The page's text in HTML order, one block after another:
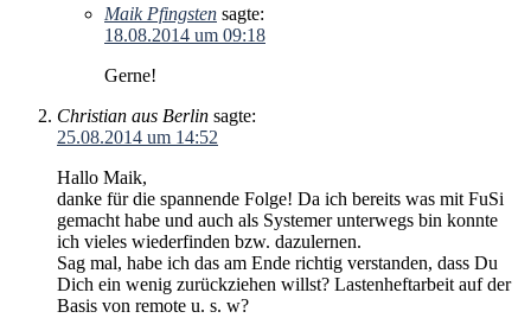
Maik Pfingsten sagte:
18.08.2014 um 09:18
Gerne!
Christian aus Berlin sagte:
25.08.2014 um 14:52
Hallo Maik,
danke für die spannende Folge! Da ich bereits was mit FuSi
gemacht habe und auch als Systemer unterwegs bin konnte
ich vieles wiederfinden bzw. dazulernen.
Sag mal, habe ich das am Ende richtig verstanden, dass Du
Dich ein wenig zurückziehen willst? Lastenheftarbeit auf der
Basis von remote u. s. w?